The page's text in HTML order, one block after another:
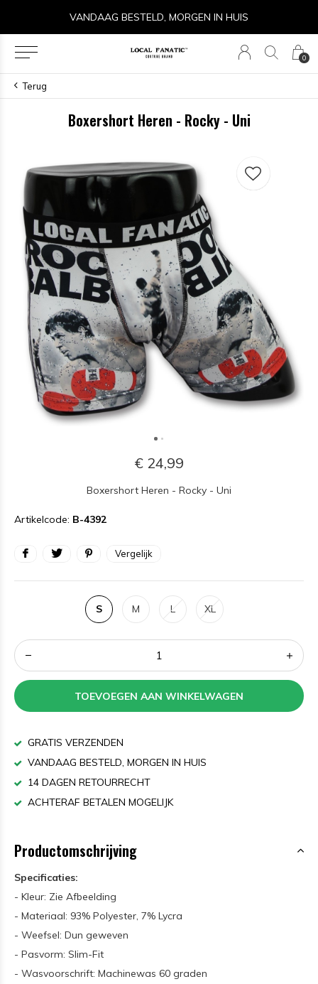
0
VANDAAG BESTELD, MORGEN IN HUIS
Terug
Boxershort Heren - Rocky - Uni
€ 24,99
Boxershort Heren - Rocky - Uni
Artikelcode: B-4392
Vergelijk
S M L XL
TOEVOEGEN AAN WINKELWAGEN
GRATIS VERZENDEN
VANDAAG BESTELD, MORGEN IN HUIS
14 DAGEN RETOURRECHT
ACHTERAF BETALEN MOGELIJK
Productomschrijving
Specificaties:
- Kleur: Zie Afbeelding
- Materiaal: 93% Polyester, 7% Lycra
- Weefsel: Dun geweven
- Pasvorm: Slim-Fit
- Wasvoorschrift: Machinewas 60 graden